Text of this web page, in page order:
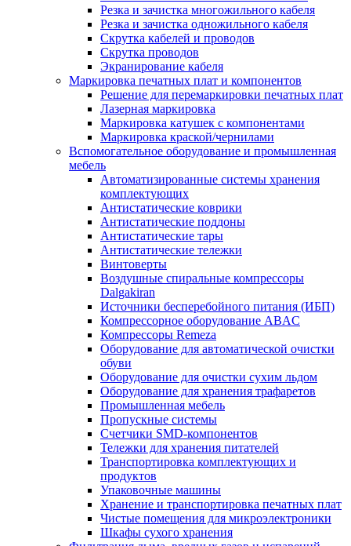
Резка и зачистка многожильного кабеля
Резка и зачистка одножильного кабеля
Скрутка кабелей и проводов
Скрутка проводов
Экранирование кабеля
Маркировка печатных плат и компонентов
Решение для перемаркировки печатных плат
Лазерная маркировка
Маркировка катушек с компонентами
Маркировка краской/чернилами
Вспомогательное оборудование и промышленная
мебель
Автоматизированные системы хранения
комплектующих
Антистатические коврики
Антистатические поддоны
Антистатические тары
Антистатические тележки
Винтоверты
Воздушные спиральные компрессоры
Dalgakiran
Источники бесперебойного питания (ИБП)
Компрессорное оборудование ABAC
Компрессоры Remeza
Оборудование для автоматической очистки
обуви
Оборудование для очистки сухим льдом
Оборудование для хранения трафаретов
Промышленная мебель
Пропускные системы
Счетчики SMD-компонентов
Тележки для xранения питателей
Транспортировка комплектующих и
продуктов
Упаковочные машины
Хранение и транспортировка печатных плат
Чистые помещения для микроэлектроники
Шкафы сухого хранения